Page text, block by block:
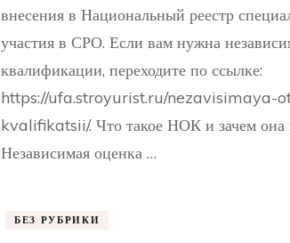
внесения в Национальный реестр
участия в СРО. Если вам нужна
квалификации, переходите по ссылке:
https://ufa.stroyurist.ru/nezavisimaya-
kvalifikatsii/. Что такое НОК и зачем она
Независимая оценка …
БЕЗ РУБРИКИ